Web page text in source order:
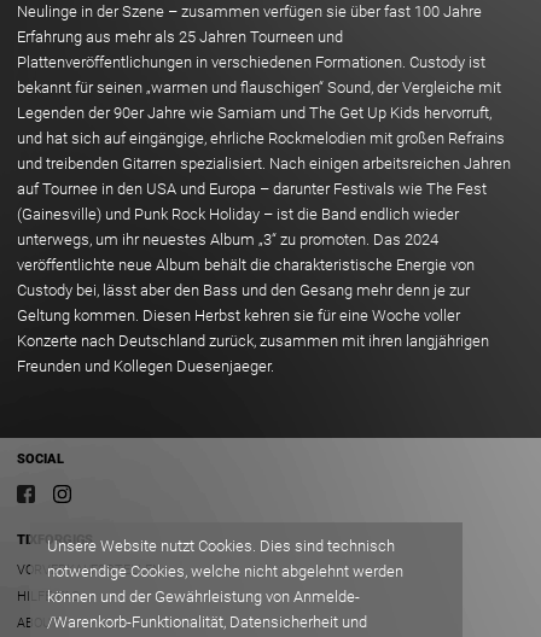
Neulinge in der Szene – zusammen verfügen sie über fast 100 Jahre
Erfahrung aus mehr als 25 Jahren Tourneen und
Plattenveröffentlichungen in verschiedenen Formationen. Custody ist
bekannt für seinen „warmen und flauschigen“ Sound, der Vergleiche mit
Legenden der 90er Jahre wie Samiam und The Get Up Kids hervorruft,
und hat sich auf eingängige, ehrliche Rockmelodien mit großen Refrains
und treibenden Gitarren spezialisiert. Nach einigen arbeitsreichen Jahren
auf Tournee in den USA und Europa – darunter Festivals wie The Fest
(Gainesville) und Punk Rock Holiday – ist die Band endlich wieder
unterwegs, um ihr neuestes Album „3“ zu promoten. Das 2024
veröffentlichte neue Album behält die charakteristische Energie von
Custody bei, lässt aber den Bass und den Gesang mehr denn je zur
Geltung kommen. Diesen Herbst kehren sie für eine Woche voller
Konzerte nach Deutschland zurück, zusammen mit ihren langjährigen
Freunden und Kollegen Duesenjaeger.
SOCIAL
TIXFORGIGS
VORVERKAUFSSTELLEN
HILFE/FAQ
ABOUT
Unsere Website nutzt Cookies. Dies sind technisch
notwendige Cookies, welche nicht abgelehnt werden
können und der Gewährleistung von Anmelde-
/Warenkorb-Funktionalität, Datensicherheit und